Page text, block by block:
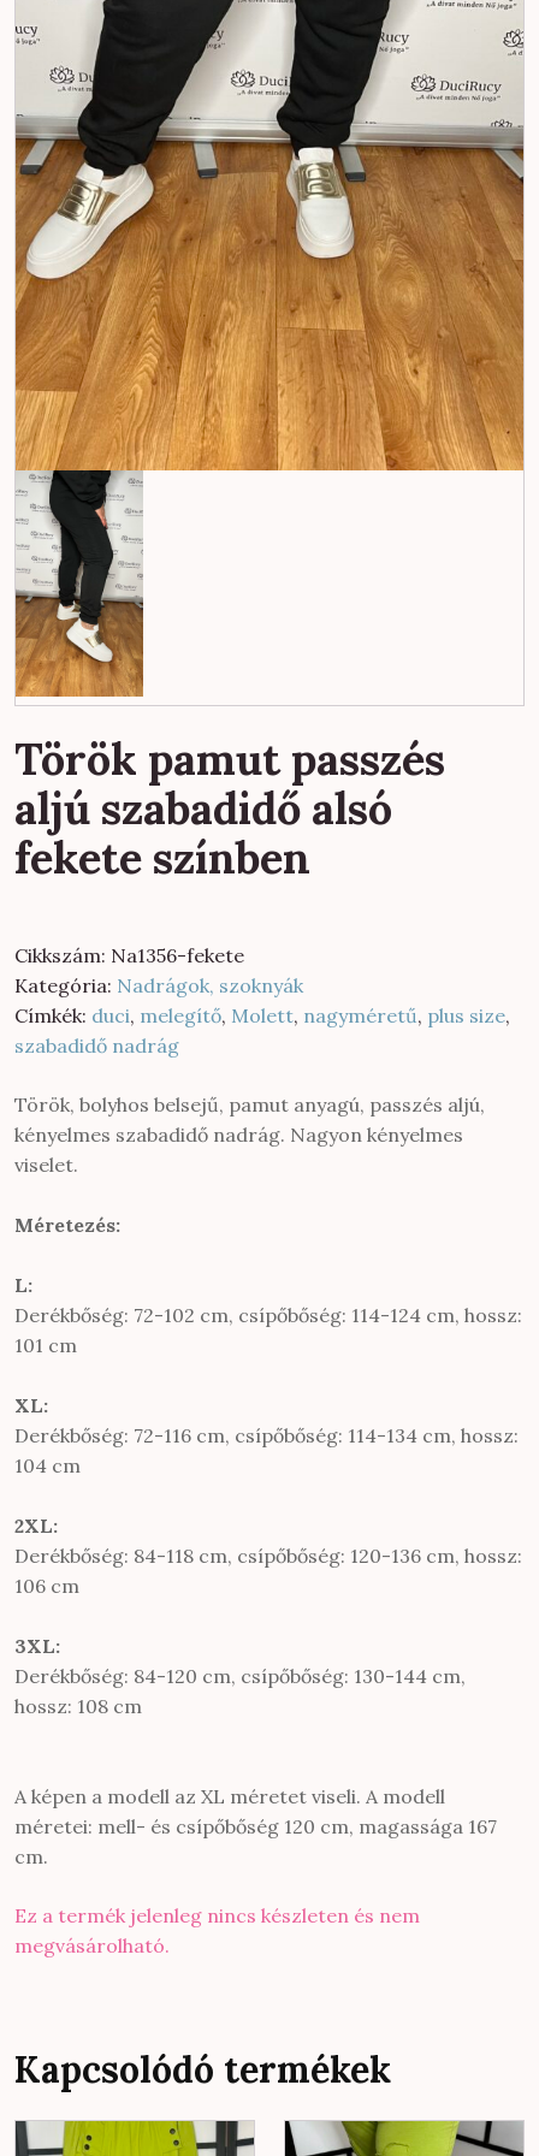
Török pamut passzés
aljú szabadidő alsó
fekete színben
Cikkszám: Na1356-fekete
Kategória: Nadrágok, szoknyák
Címkék: duci, melegítő, Molett, nagyméretű, plus size,
szabadidő nadrág
Török, bolyhos belsejű, pamut anyagú, passzés aljú,
kényelmes szabadidő nadrág. Nagyon kényelmes
viselet.
Méretezés:
L:
Derékbőség: 72-102 cm, csípőbőség: 114-124 cm, hossz:
101 cm
XL:
Derékbőség: 72-116 cm, csípőbőség: 114-134 cm, hossz:
104 cm
2XL:
Derékbőség: 84-118 cm, csípőbőség: 120-136 cm, hossz:
106 cm
3XL:
Derékbőség: 84-120 cm, csípőbőség: 130-144 cm,
hossz: 108 cm
A képen a modell az XL méretet viseli. A modell
méretei: mell- és csípőbőség 120 cm, magassága 167
cm.
Ez a termék jelenleg nincs készleten és nem
megvásárolható.
Kapcsolódó termékek